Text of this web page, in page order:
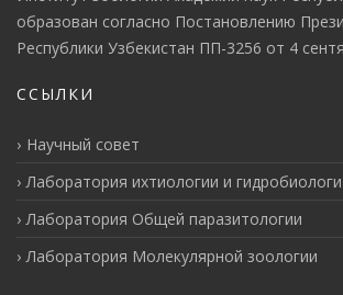
образован согласно Постановлению
Республики Узбекистан ПП-3256 от 4
ССЫЛКИ
Научный совет
Лаборатория ихтиологии и гидробиологи
Лаборатория Общей паразитологии
Лаборатория Молекулярной зоологии